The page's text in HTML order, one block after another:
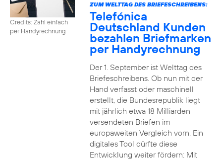
Credits: Zahl einfach
per Handyrechnung
ZUM WELTTAG DES BRIEFESCHREIBENS:
Telefónica
Deutschland Kunden
bezahlen Briefmarken
per Handyrechnung
Der 1. September ist Welttag des
Briefeschreibens. Ob nun mit der
Hand verfasst oder maschinell
erstellt, die Bundesrepublik liegt
mit jährlich etwa 18 Milliarden
versendeten Briefen im
europaweiten Vergleich vorn. Ein
digitales Tool dürfte diese
Entwicklung weiter fördern: Mit